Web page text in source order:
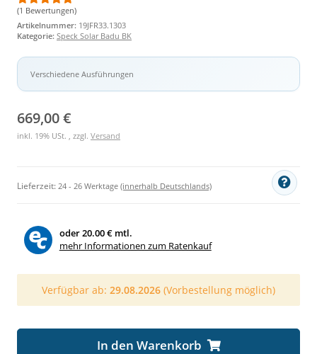
(1 Bewertungen)
Artikelnummer: 19JFR33.1303
Kategorie: Speck Solar Badu BK
Verschiedene Ausführungen
669,00 €
inkl. 19% USt. , zzgl. Versand
Lieferzeit: 24 - 26 Werktage (innerhalb Deutschlands)
oder20.00 € mtl.
mehr Informationen zum Ratenkauf
Verfügbar ab: 29.08.2026 (Vorbestellung möglich)
In den Warenkorb